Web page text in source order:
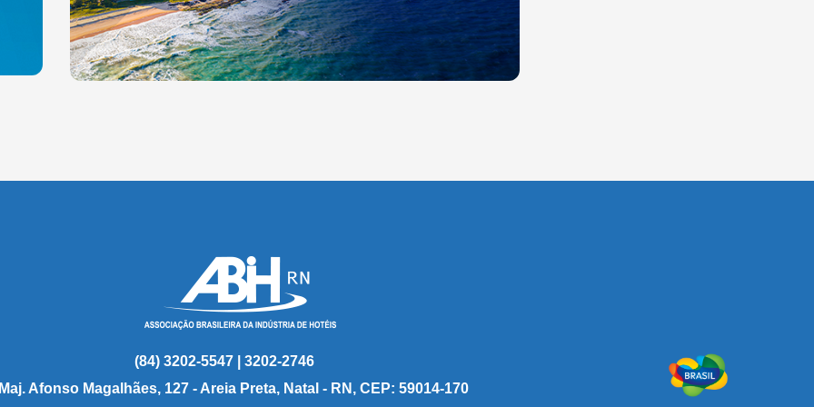
(84) 3202-5547 | 3202-2746
Afonso Magalhães, 127 - Areia Preta, Natal - RN, CEP: 59014-170